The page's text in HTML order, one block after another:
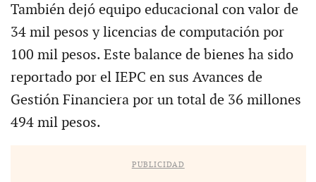
También dejó equipo educacional con valor de
34 mil pesos y licencias de computación por
100 mil pesos. Este balance de bienes ha sido
reportado por el IEPC en sus Avances de
Gestión Financiera por un total de 36 millones
494 mil pesos.
PUBLICIDAD